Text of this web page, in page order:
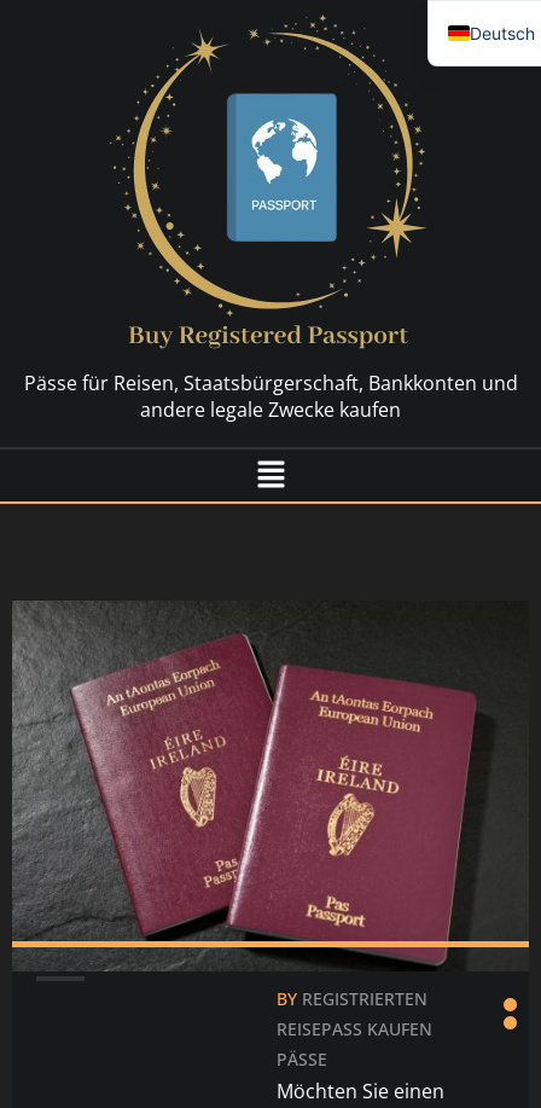
Pässe für Reisen, Staatsbürgerschaft, Bankkonten und
andere legale Zwecke kaufen
BY REGISTRIERTEN
REISEPASS KAUFEN
PÄSSE
Möchten Sie einen
Deutsch
English
Svenska
Bahasa
Polski